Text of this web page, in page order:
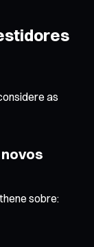
as
sobre: